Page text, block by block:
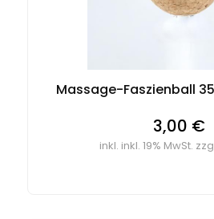
Massage-Faszienball
3,00 €
inkl. inkl. 19% MwSt.